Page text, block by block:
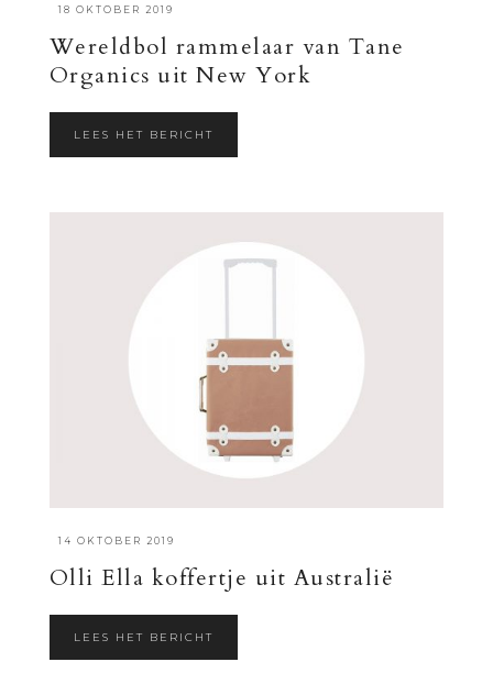
·18 OKTOBER 2019
Wereldbol rammelaar van Tane
Organics uit New York
LEES HET BERICHT
·14 OKTOBER 2019
Olli Ella koffertje uit Australië
LEES HET BERICHT